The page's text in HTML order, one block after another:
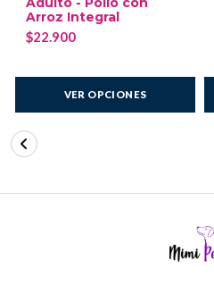
Arroz Integral
$22.900
VER OPCIONES